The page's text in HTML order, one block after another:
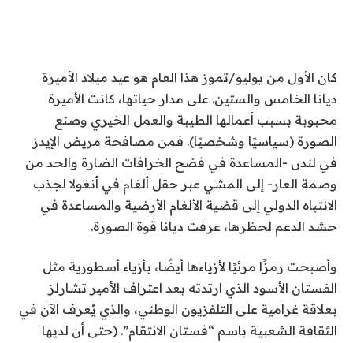
كان الأول من يوليو/تموز هذا العام هو عيد ميلاد الأميرة
ديانا الخامس والستين. على مدار حياتها، كانت الأميرة
محبوبة بسبب أعمالها الطيبة والعمل الخيري وصنع
الصورة (سياسيًا وشخصيًا). فمن مصافحة مريض الإيدز
في لندن -المساعدة في فضح الخرافات الضارة والحد من
وصمة العار- إلى المشي عبر حقل ألغام في أنغولا لجذب
الانتباه الدولي إلى قضية الألغام الأرضية والمساعدة في
حشد الدعم لحظرها، عرفت ديانا قوة الصورة.
وأصبحت رمزًا مرئيًا لأزياءها أيضًا، بأزياء أسطورية مثل
الفستان الأسود الذي ارتدته بعد اعتراف الأمير تشارلز
بعلاقة غرامية على التلفزيون الوطني، والذي يُعرف الآن في
الثقافة الشعبية باسم “فستان الانتقام”. (حتى أن لديها